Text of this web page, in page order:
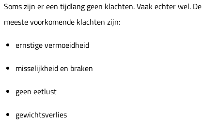
Soms zijn er een tijdlang geen klachten. Vaak echter wel. De
meeste voorkomende klachten zijn:
ernstige vermoeidheid
misselijkheid en braken
geen eetlust
gewichtsverlies